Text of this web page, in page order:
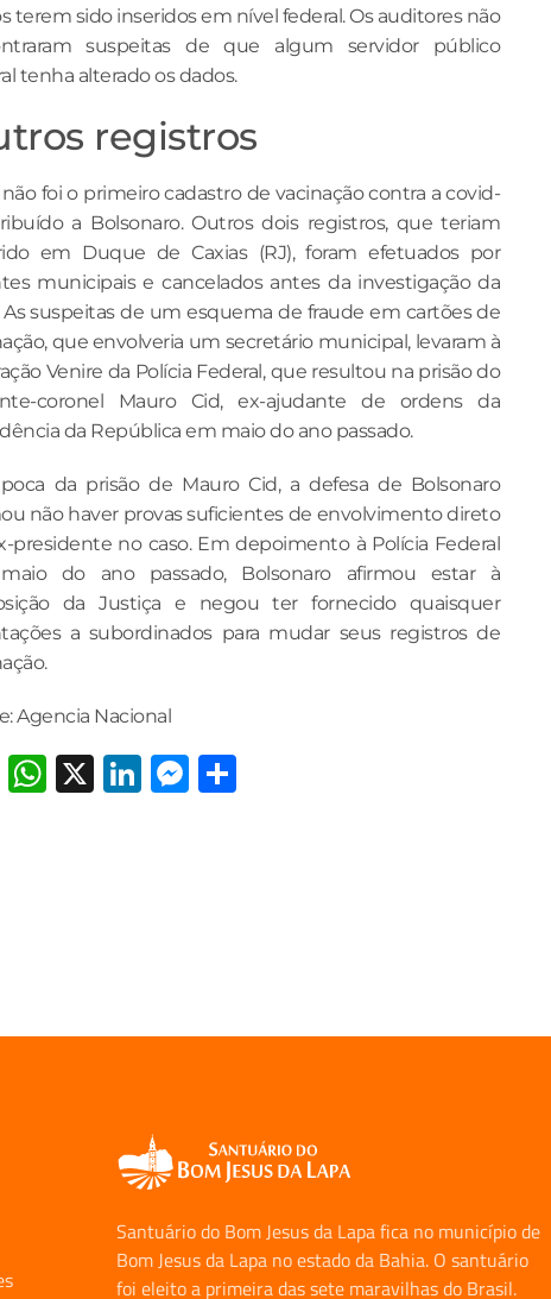
terem sido inseridos em nível federal. Os auditores não
suspeitas de que algum servidor público
tenha alterado os dados.
registros
não foi o primeiro cadastro de vacinação contra a covid-
a Bolsonaro. Outros dois registros, que teriam
em Duque de Caxias (RJ), foram efetuados por
municipais e cancelados antes da investigação da
As suspeitas de um esquema de fraude em cartões de
que envolveria um secretário municipal, levaram à
Venire da Polícia Federal, que resultou na prisão do
coronel Mauro Cid, ex-ajudante de ordens da
da República em maio do ano passado.
da prisão de Mauro Cid, a defesa de Bolsonaro
não haver provas suficientes de envolvimento direto
presidente no caso. Em depoimento à Polícia Federal
do ano passado, Bolsonaro afirmou estar à
da Justiça e negou ter fornecido quaisquer
a subordinados para mudar seus registros de
Agencia Nacional
WhatsApp
X LinkedIn
Messenger
Share
Santuário do Bom Jesus da Lapa fica no município de
Bom Jesus da Lapa no estado da Bahia. O santuário
foi eleito a primeira das sete maravilhas do Brasil.